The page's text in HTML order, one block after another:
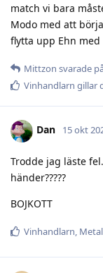
match vi bara
Modo med att
flytta upp Ehn med
Mittzon svarade
Vinhandlarn gillar
Dan 15 okt
Trodde jag läste
händer?????
BOJKOTT
Vinhandlarn